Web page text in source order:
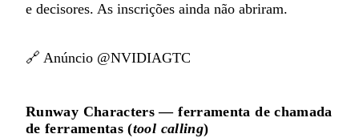
e decisores. As inscrições ainda não abriram.
🔗 Anúncio @NVIDIAGTC
Runway Characters — ferramenta de chamada
de ferramentas (tool calling)